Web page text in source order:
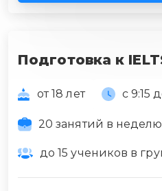
Подготовка к
от 18 лет с 9:15
20 занятий в неделю
до 15 учеников в